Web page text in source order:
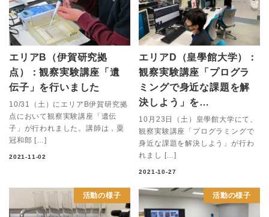
エリアB（伊賀研究拠
点）：観察実験講座「遺
伝子」を行いました
10/31（土）にエリアB伊賀研究拠
点において観察実験講座「遺伝
子」が行われました。講師は，粟
冠和郎 […]
2021-11-02
エリアD（皇學館大学）：
観察実験講座「プログラ
ミングで身近な課題を解
決しよう」を…
10月23日（土）皇學館大学にて、
観察実験講座「プログラミングで
身近な課題を解決しよう」が行わ
れまし […]
2021-10-27
活動の様子 活動の様子